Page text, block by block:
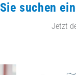
Sie suchen
Jetzt